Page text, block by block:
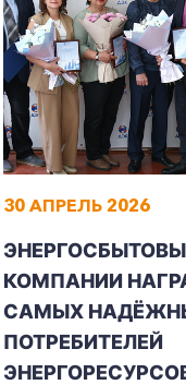
30 АПРЕЛЬ 2026
КОМПАНИИ
САМЫХ
ПОТРЕБИТЕЛЕЙ